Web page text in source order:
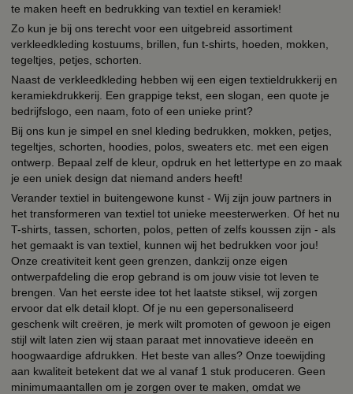
te maken heeft en bedrukking van textiel en keramiek!
Zo kun je bij ons terecht voor een uitgebreid assortiment
verkleedkleding kostuums, brillen, fun t-shirts, hoeden, mokken,
tegeltjes, petjes, schorten.
Naast de verkleedkleding hebben wij een eigen textieldrukkerij en
keramiekdrukkerij. Een grappige tekst, een slogan, een quote je
bedrijfslogo, een naam, foto of een unieke print?
Bij ons kun je simpel en snel kleding bedrukken, mokken, petjes,
tegeltjes, schorten, hoodies, polos, sweaters etc. met een eigen
ontwerp. Bepaal zelf de kleur, opdruk en het lettertype en zo maak
je een uniek design dat niemand anders heeft!
Verander textiel in buitengewone kunst - Wij zijn jouw partners in
het transformeren van textiel tot unieke meesterwerken. Of het nu
T-shirts, tassen, schorten, polos, petten of zelfs koussen zijn - als
het gemaakt is van textiel, kunnen wij het bedrukken voor jou!
Onze creativiteit kent geen grenzen, dankzij onze eigen
ontwerpafdeling die erop gebrand is om jouw visie tot leven te
brengen. Van het eerste idee tot het laatste stiksel, wij zorgen
ervoor dat elk detail klopt. Of je nu een gepersonaliseerd
geschenk wilt creëren, je merk wilt promoten of gewoon je eigen
stijl wilt laten zien wij staan paraat met innovatieve ideeën en
hoogwaardige afdrukken. Het beste van alles? Onze toewijding
aan kwaliteit betekent dat we al vanaf 1 stuk produceren. Geen
minimumaantallen om je zorgen over te maken, omdat we